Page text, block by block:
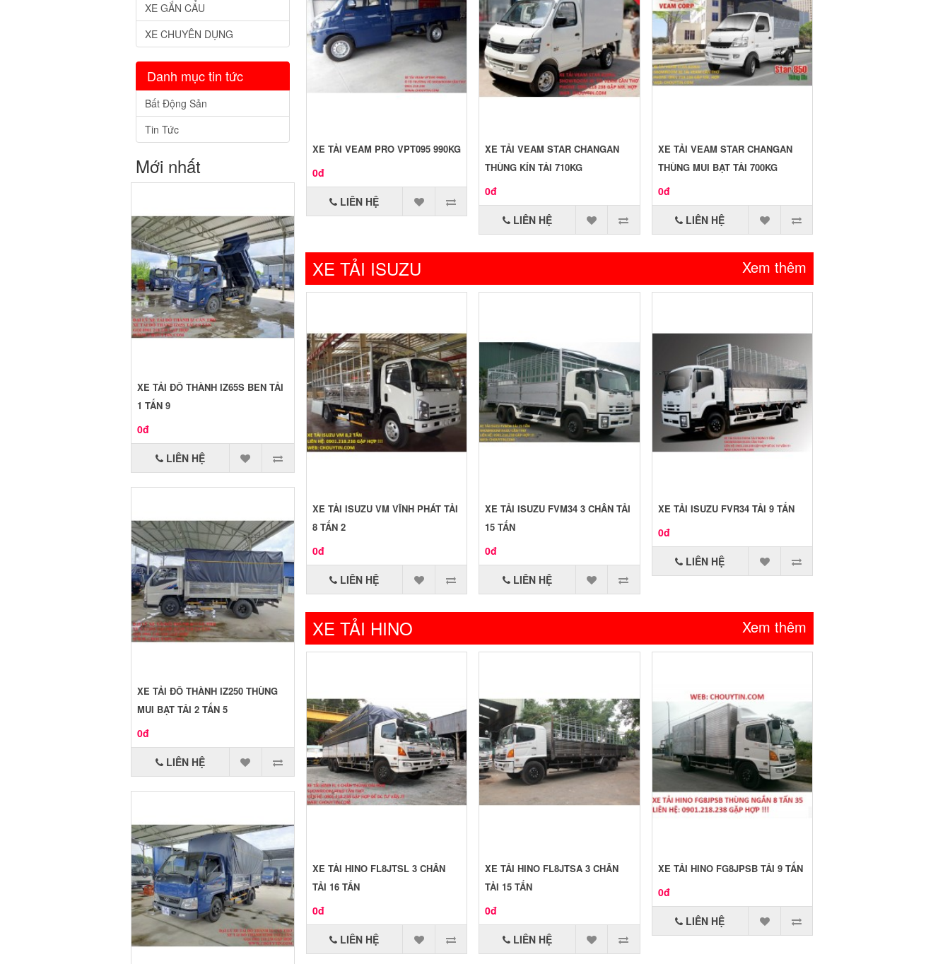
XE GẮN CẨU
XE CHUYÊN DỤNG
Danh mục tin tức
Bất Động Sản
Tin Tức
Mới nhất
XE TẢI ĐÔ THÀNH IZ65S BEN TẢI
1 TẤN 9
0đ
LIÊN HỆ
XE TẢI ĐÔ THÀNH IZ250 THÙNG
MUI BẠT TẢI 2 TẤN 5
0đ
LIÊN HỆ
XE TẢI VEAM PRO VPT095 990KG
0đ
LIÊN HỆ
XE TẢI VEAM STAR CHANGAN
THÙNG KÍN TẢI 710KG
0đ
LIÊN HỆ
XE TẢI VEAM STAR CHANGAN
THÙNG MUI BẠT TẢI 700KG
0đ
LIÊN HỆ
XE TẢI ISUZU Xem thêm
XE TẢI ISUZU VM VĨNH PHÁT TẢI
8 TẤN 2
0đ
LIÊN HỆ
XE TẢI ISUZU FVM34 3 CHÂN TẢI
15 TẤN
0đ
LIÊN HỆ
XE TẢI ISUZU FVR34 TẢI 9 TẤN
0đ
LIÊN HỆ
XE TẢI HINO Xem thêm
XE TẢI HINO FL8JTSL 3 CHÂN
TẢI 16 TẤN
0đ
LIÊN HỆ
XE TẢI HINO FL8JTSA 3 CHÂN
TẢI 15 TẤN
0đ
LIÊN HỆ
XE TẢI HINO FG8JPSB TẢI 9 TẤN
0đ
LIÊN HỆ